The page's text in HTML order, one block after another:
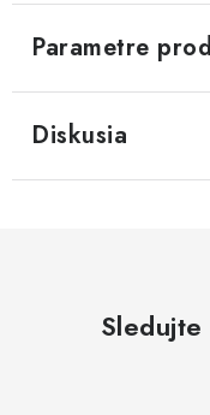
Parametre
Diskusia
Sledujte